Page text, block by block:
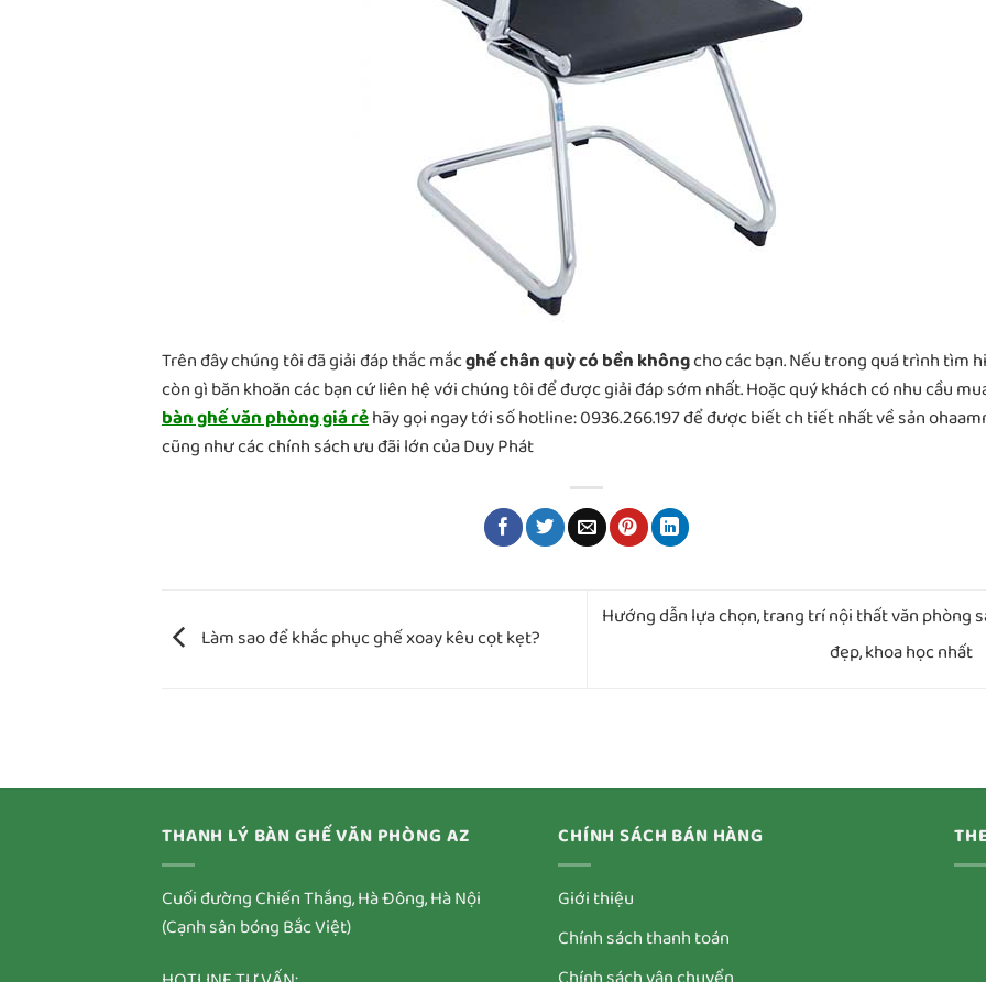
Trên đây chúng tôi đã giải đáp thắc mắcghế chân quỳ có bền khôngcho các bạn. Nếu trong quá trình tìm
còn gì băn khoăn các bạn cứ liên hệ với chúng tôi để được giải đáp sớm nhất. Hoặc quý khách có nhu cầu
bàn ghế văn phòng giá rẻhãy gọi ngay tới số hotline: 0936.266.197 để được biết ch tiết nhất về sản
cũng như các chính sách ưu đãi lớn của Duy Phát
Làm sao để khắc phục ghế xoay kêu cọt kẹt?
Hướng dẫn lựa chọn, trang trí nội thất văn phòng
đẹp, khoa học nhất
THANH LÝ BÀN GHẾ VĂN PHÒNG AZ
Cuối đường Chiến Thắng, Hà Đông, Hà Nội
(Cạnh sân bóng Bắc Việt)
CHÍNH SÁCH BÁN HÀNG
Giới thiệu
Chính sách thanh toán